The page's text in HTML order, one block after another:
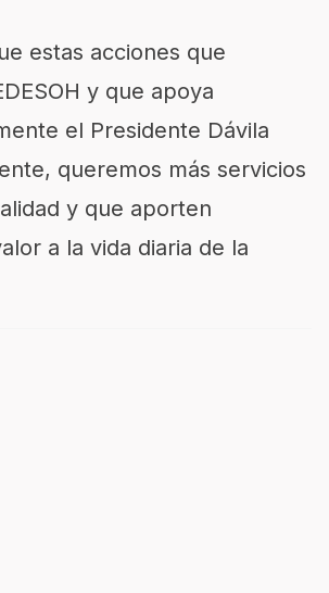
estas acciones que
y que apoya
el Presidente Dávila
queremos más servicios
y que aporten
a la vida diaria de la